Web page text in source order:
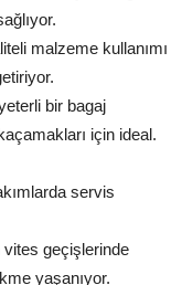
malzeme kullanımı
bir bagaj
için ideal.
servis
geçişlerinde
yaşanıyor.